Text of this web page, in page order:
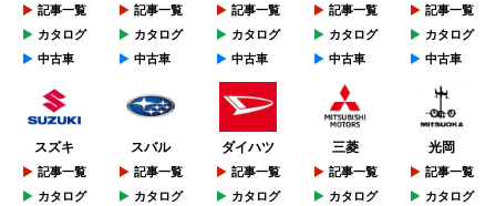
記事一覧
カタログ
中古車
記事一覧
カタログ
中古車
記事一覧
カタログ
中古車
記事一覧
カタログ
中古車
記事一覧
カタログ
中古車
スズキ
記事一覧
カタログ
スバル
記事一覧
カタログ
ダイハツ
記事一覧
カタログ
三菱
記事一覧
カタログ
光岡
記事一覧
カタログ